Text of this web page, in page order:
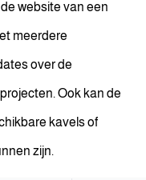
website van een
meerdere
over de
Ook kan de
kavels of
zijn.